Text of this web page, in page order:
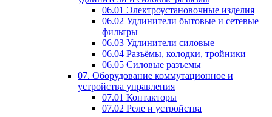
06.01 Электроустановочные изделия
06.02 Удлинители бытовые и сетевые
фильтры
06.03 Удлинители силовые
06.04 Разъёмы, колодки, тройники
06.05 Силовые разъемы
07. Оборудование коммутационное и
устройства управления
07.01 Контакторы
07.02 Реле и устройства